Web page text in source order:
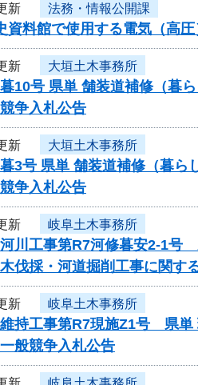
新 法務・情報公開課
資料館で使用する電気（高
新 大垣土木事務所
10号 県単 舗装道補修（暮
争入札公告
新 大垣土木事務所
3号 県単 舗装道補修（暮
争入札公告
新 岐阜土木事務所
河川工事第R7河修暮安2-1
伐採・河道掘削工事に関す
新 岐阜土木事務所
維持工事第R7現施Z1号 県
般競争入札公告